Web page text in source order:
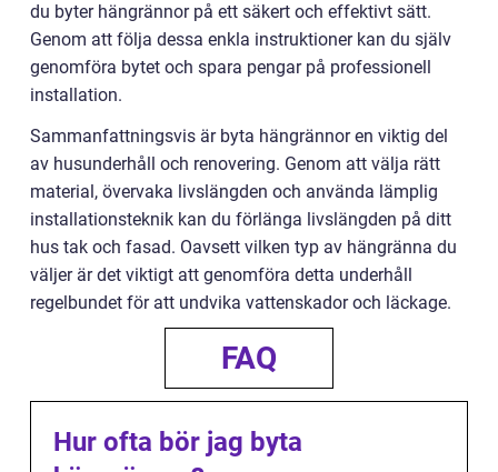
du byter hängrännor på ett säkert och effektivt sätt.
Genom att följa dessa enkla instruktioner kan du själv
genomföra bytet och spara pengar på professionell
installation.
Sammanfattningsvis är byta hängrännor en viktig del
av husunderhåll och renovering. Genom att välja rätt
material, övervaka livslängden och använda lämplig
installationsteknik kan du förlänga livslängden på ditt
hus tak och fasad. Oavsett vilken typ av hängränna du
väljer är det viktigt att genomföra detta underhåll
regelbundet för att undvika vattenskador och läckage.
FAQ
Hur ofta bör jag byta